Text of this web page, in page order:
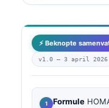
⚡ Beknopte
v1.0 — 3 april 2026
Formule